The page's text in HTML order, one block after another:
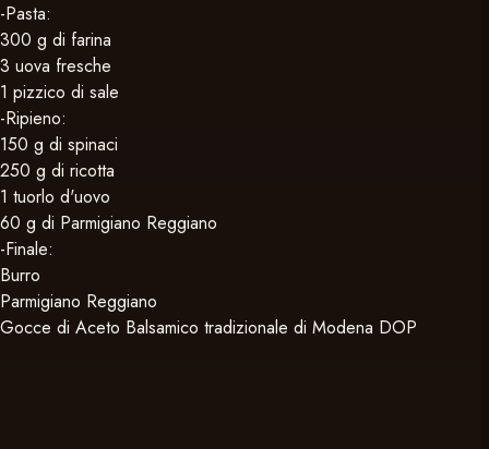
-Pasta:
300 g di farina
3 uova fresche
1 pizzico di sale
-Ripieno:
150 g di spinaci
250 g di ricotta
1 tuorlo d'uovo
60 g di Parmigiano Reggiano
-Finale:
Burro
Parmigiano Reggiano
Gocce di Aceto Balsamico tradizionale di Modena DOP